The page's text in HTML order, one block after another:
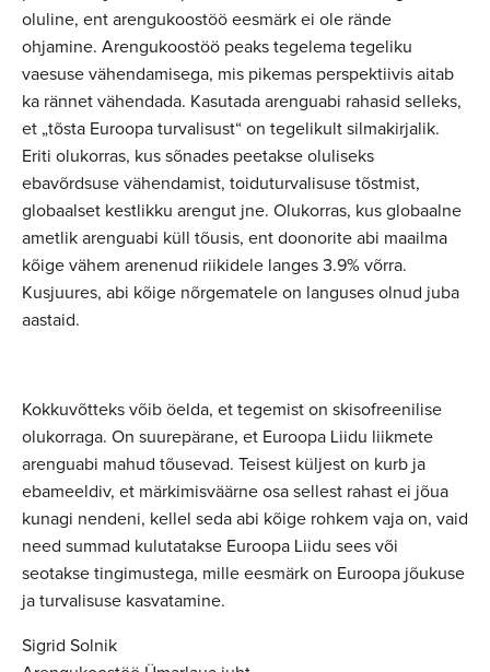
oluline, ent arengukoostöö eesmärk ei ole rände
ohjamine. Arengukoostöö peaks tegelema tegeliku
vaesuse vähendamisega, mis pikemas perspektiivis aitab
ka rännet vähendada. Kasutada arenguabi rahasid selleks,
et „tõsta Euroopa turvalisust“ on tegelikult silmakirjalik.
Eriti olukorras, kus sõnades peetakse oluliseks
ebavõrdsuse vähendamist, toiduturvalisuse tõstmist,
globaalset kestlikku arengut jne. Olukorras, kus globaalne
ametlik arenguabi küll tõusis, ent doonorite abi maailma
kõige vähem arenenud riikidele langes 3.9% võrra.
Kusjuures, abi kõige nõrgematele on languses olnud juba
aastaid.
Kokkuvõtteks võib öelda, et tegemist on skisofreenilise
olukorraga. On suurepärane, et Euroopa Liidu liikmete
arenguabi mahud tõusevad. Teisest küljest on kurb ja
ebameeldiv, et märkimisväärne osa sellest rahast ei jõua
kunagi nendeni, kellel seda abi kõige rohkem vaja on, vaid
need summad kulutatakse Euroopa Liidu sees või
seotakse tingimustega, mille eesmärk on Euroopa jõukuse
ja turvalisuse kasvatamine.
Sigrid Solnik